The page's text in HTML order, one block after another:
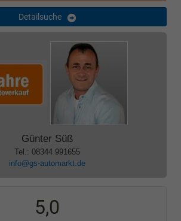
Detailsuche
Günter Süß
Tel.: 08344 991655
info@gs-automarkt.de
5,0